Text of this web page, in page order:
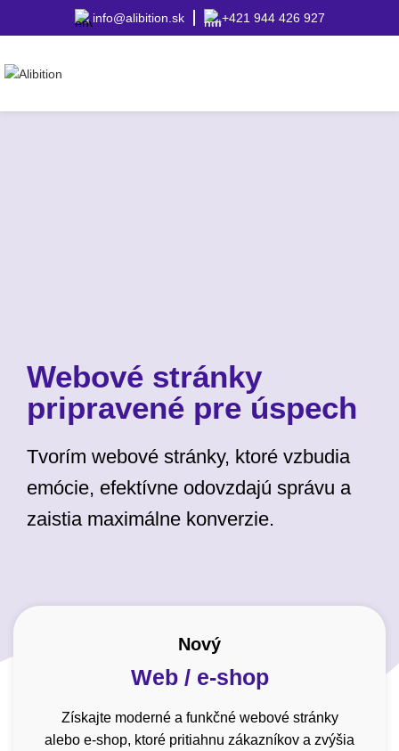
info@alibition.sk +421 944 426 927
Webové stránky
pripravené pre úspech
Tvorím webové stránky, ktoré vzbudia
emócie, efektívne odovzdajú správu a
zaistia maximálne konverzie.
Nový
Web / e-shop
Získajte moderné a funkčné webové stránky
alebo e-shop, ktoré pritiahnu zákazníkov a zvýšia